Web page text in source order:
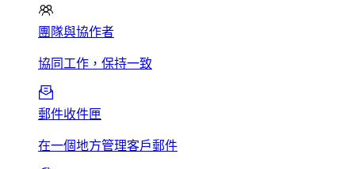
團隊與協作者
協同工作，保持一致
郵件收件匣
在一個地方管理客戶郵件